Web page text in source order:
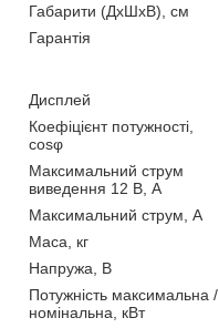
Габарити (ДхШхВ), см
Гарантія
Дисплей
Коефіцієнт потужності,
cosφ
Максимальний струм
виведення 12 В, А
Максимальний струм, А
Маса, кг
Напружа, В
Потужність максимальна /
номінальна, кВт